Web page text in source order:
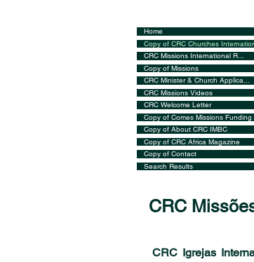
Home
Copy of CRC Churches
CRC Missions International R...
Copy of Missions
CRC Minister & Church Applica...
CRC Missions Videos
CRC Welcome Letter
Copy of Comes Missions Funding
Copy of About CRC IMBC
Copy of CRC Africa Magazine
Copy of Contact
Search Results
CRC
CRC Igrejas